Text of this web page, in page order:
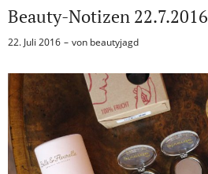
Beauty-Notizen 22.7.2016
22. Juli 2016 von beautyjagd